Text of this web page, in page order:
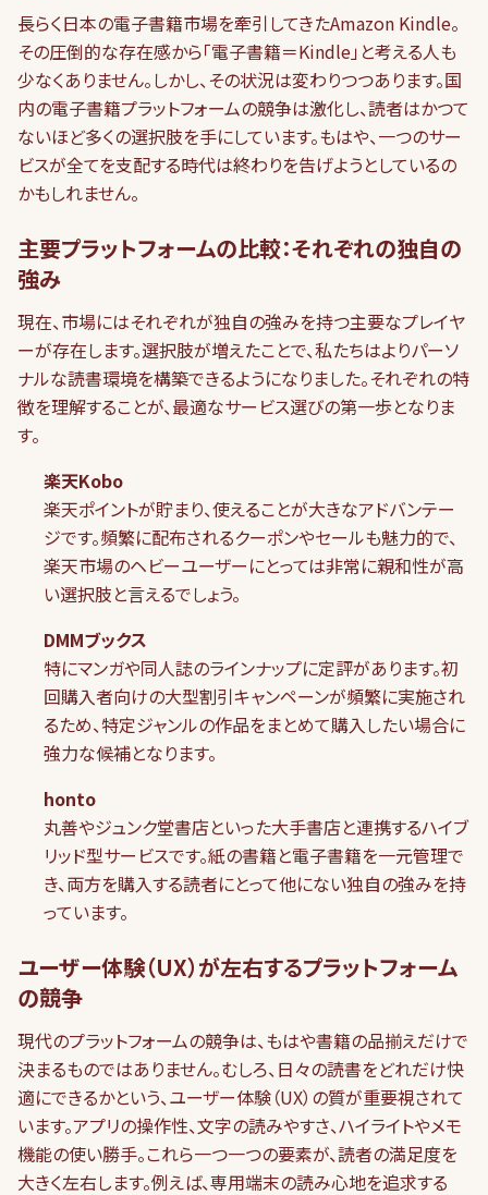
長らく日本の電子書籍市場を牽引してきたAmazon Kindle。
その圧倒的な存在感から「電子書籍＝Kindle」と考える人も
少なくありません。しかし、その状況は変わりつつあります。国
内の電子書籍プラットフォームの競争は激化し、読者はかつて
ないほど多くの選択肢を手にしています。もはや、一つのサー
ビスが全てを支配する時代は終わりを告げようとしているの
かもしれません。
主要プラットフォームの比較：それぞれの独自の
強み
現在、市場にはそれぞれが独自の強みを持つ主要なプレイヤ
ーが存在します。選択肢が増えたことで、私たちはよりパーソ
ナルな読書環境を構築できるようになりました。それぞれの特
徴を理解することが、最適なサービス選びの第一歩となりま
す。
楽天Kobo
楽天ポイントが貯まり、使えることが大きなアドバンテー
ジです。頻繁に配布されるクーポンやセールも魅力的で、
楽天市場のヘビーユーザーにとっては非常に親和性が高
い選択肢と言えるでしょう。
DMMブックス
特にマンガや同人誌のラインナップに定評があります。初
回購入者向けの大型割引キャンペーンが頻繁に実施され
るため、特定ジャンルの作品をまとめて購入したい場合に
強力な候補となります。
honto
丸善やジュンク堂書店といった大手書店と連携するハイブ
リッド型サービスです。紙の書籍と電子書籍を一元管理で
き、両方を購入する読者にとって他にない独自の強みを持
っています。
ユーザー体験（UX）が左右するプラットフォーム
の競争
現代のプラットフォームの競争は、もはや書籍の品揃えだけで
決まるものではありません。むしろ、日々の読書をどれだけ快
適にできるかという、ユーザー体験（UX）の質が重要視されて
います。アプリの操作性、文字の読みやすさ、ハイライトやメモ
機能の使い勝手。これら一つ一つの要素が、読者の満足度を
大きく左右します。例えば、専用端末の読み心地を追求する